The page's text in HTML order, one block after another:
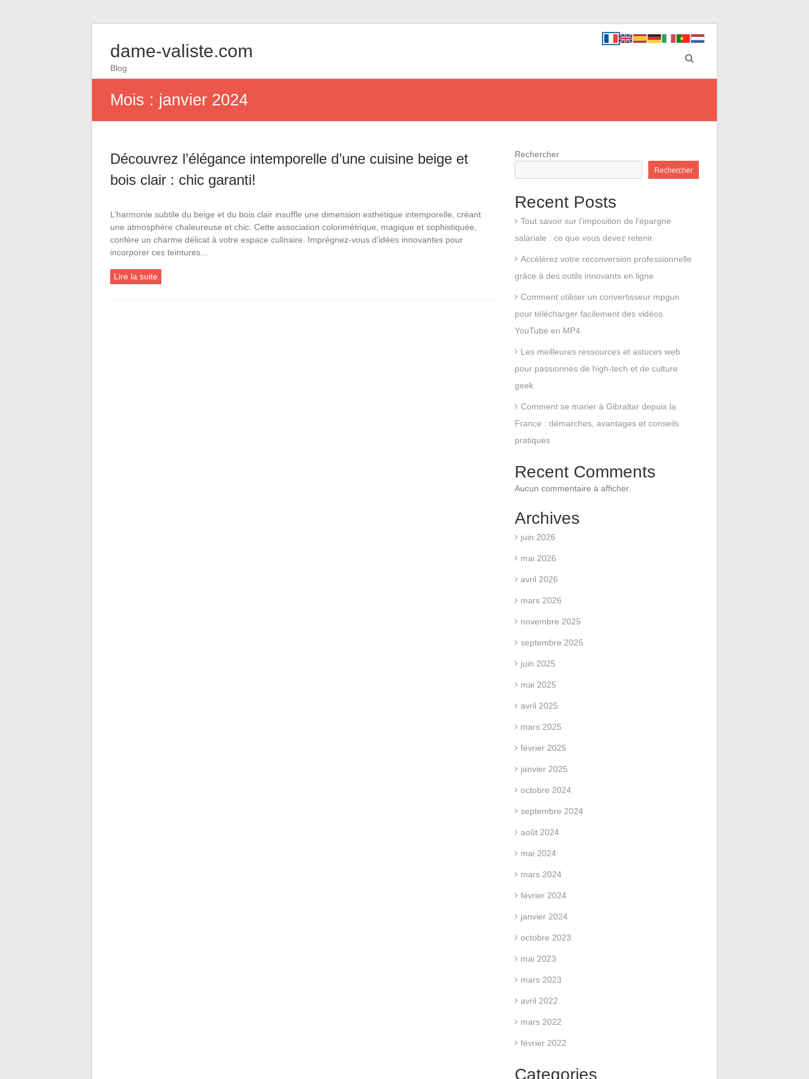
dame-valiste.com
Blog
Mois : janvier 2024
Découvrez l’élégance intemporelle d’une cuisine beige et
bois clair : chic garanti!
L’harmonie subtile du beige et du bois clair insuffle une dimension esthétique intemporelle, créant
une atmosphère chaleureuse et chic. Cette association colorimétrique, magique et sophistiquée,
confère un charme délicat à votre espace culinaire. Imprégnez-vous d’idées innovantes pour
incorporer ces teintures…
Lire la suite
Rechercher
Rechercher
Recent Posts
Tout savoir sur l’imposition de l’épargne
salariale : ce que vous devez retenir
Accélérez votre reconversion professionnelle
grâce à des outils innovants en ligne
Comment utiliser un convertisseur mpgun
pour télécharger facilement des vidéos
YouTube en MP4
Les meilleures ressources et astuces web
pour passionnés de high-tech et de culture
geek
Comment se marier à Gibraltar depuis la
France : démarches, avantages et conseils
pratiques
Recent Comments
Aucun commentaire à afficher.
Archives
juin 2026
mai 2026
avril 2026
mars 2026
novembre 2025
septembre 2025
juin 2025
mai 2025
avril 2025
mars 2025
février 2025
janvier 2025
octobre 2024
septembre 2024
août 2024
mai 2024
mars 2024
février 2024
janvier 2024
octobre 2023
mai 2023
mars 2023
avril 2022
mars 2022
février 2022
Categories